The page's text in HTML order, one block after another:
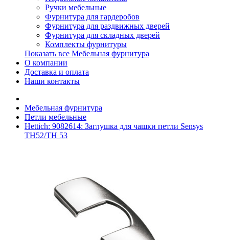
Ручки мебельные
Фурнитура для гардеробов
Фурнитура для раздвижных дверей
Фурнитура для складных дверей
Комплекты фурнитуры
Показать все Мебельная фурнитура
О компании
Доставка и оплата
Наши контакты
Мебельная фурнитура
Петли мебельные
Hettich: 9082614: Заглушка для чашки петли Sensys
TH52/TH 53